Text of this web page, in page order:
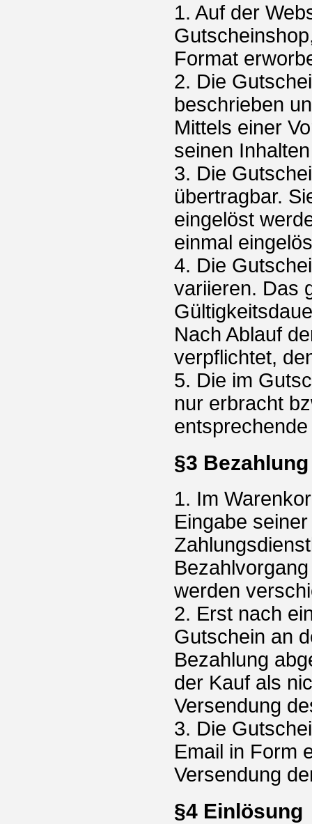
1. Auf der
Format
2. Die
beschrieben
Mittels einer
seinen
3. Die
übertragbar.
eingelöst
einmal
4. Die
variieren. Das
Nach Ablauf
verpflichtet,
5. Die im
nur erbracht
§3
1. Im
Eingabe
werden
2. Erst nach
Gutschein an
Bezahlung
der Kauf als
Versendung
3. Die
Email in Form
Versendung
§4 Einlösung